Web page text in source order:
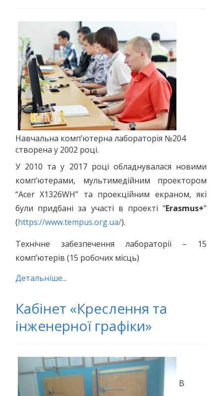
Навчальна комп’ютерна лабораторія №204
створена у 2002 році.
У 2010 та у 2017 році обладнувалася новими
комп’ютерами, мультимедійним проектором
“Acer X1326WH” та проекційним екраном, які
були придбані за участі в проекті "Erasmus+"
(https://www.tempus.org.ua/).
Технічне забезпечення лабораторії – 15
комп’ютерів (15 робочих місць)
Детальніше...
Кабінет «Креслення та
інженерної графіки»
В